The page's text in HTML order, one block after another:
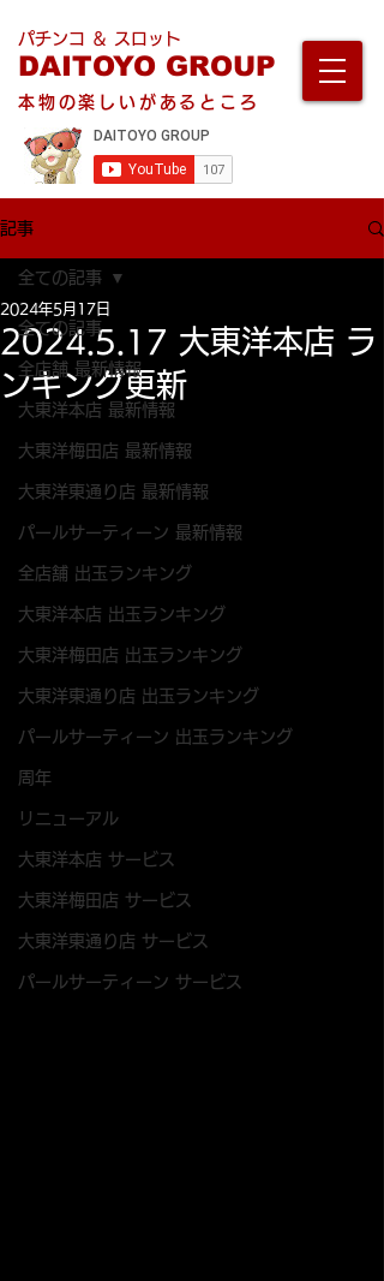
パチンコ ＆ スロット
DAITOYO GROUP
本物の楽しいがあるところ
記事
全ての記事
全店舗 最新情報
大東洋本店 最新情報
大東洋梅田店 最新情報
大東洋東通り店 最新情報
パールサーティーン 最新情報
全店舗 出玉ランキング
大東洋本店 出玉ランキング
大東洋梅田店 出玉ランキング
大東洋東通り店 出玉ランキング
パールサーティーン 出玉ランキング
周年
リニューアル
大東洋本店 サービス
大東洋梅田店 サービス
大東洋東通り店 サービス
パールサーティーン サービス
全ての記事
2024.5.17 大東洋本店 ラ
ンキング更新
2024年5月17日